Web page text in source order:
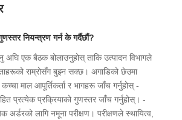
नियन्त्रण गर्न के गर्दैछौं?
अघि एक बैठक बोलाउनुहोस् ताकि उत्पादन विभागले
राम्रोसँग बुझ्न सक्छ। अगाडिको छेउमा
माल आपूर्तिकर्ता र भागहरू जाँच गर्नुहोस् -
प्रत्येक प्रक्रियाको गुणस्तर जाँच गर्नुहोस्। -
अर्डरको लागि नमूना परीक्षण। परीक्षणले स्थायित्व,